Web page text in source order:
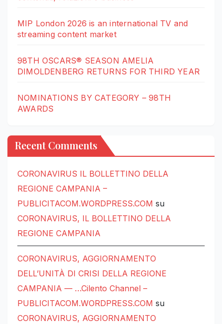
MIP London 2026 is an international TV and
streaming content market
98TH OSCARS® SEASON AMELIA
DIMOLDENBERG RETURNS FOR THIRD YEAR
NOMINATIONS BY CATEGORY – 98TH
AWARDS
Recent Comments
CORONAVIRUS IL BOLLETTINO DELLA
REGIONE CAMPANIA –
PUBLICITACOM.WORDPRESS.COM su
CORONAVIRUS, IL BOLLETTINO DELLA
REGIONE CAMPANIA
CORONAVIRUS, AGGIORNAMENTO
DELL’UNITÀ DI CRISI DELLA REGIONE
CAMPANIA — …Cilento Channel –
PUBLICITACOM.WORDPRESS.COM su
CORONAVIRUS, AGGIORNAMENTO